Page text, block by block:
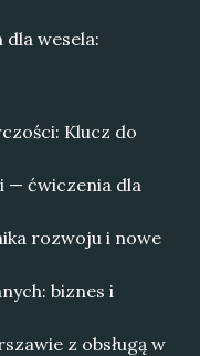
wesela:
Klucz do
— ćwiczenia dla
rozwoju i nowe
biznes i
z obsługą w